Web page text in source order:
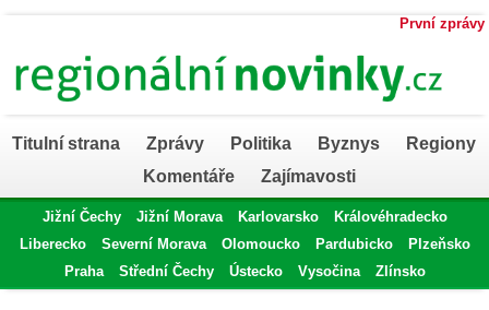
První zprávy
Titulní strana Zprávy Politika Byznys
Regiony
Komentáře
Zajímavosti
Jižní Čechy Jižní Morava Karlovarsko
Královéhradecko
Liberecko
Severní Morava Olomoucko Pardubicko
Plzeňsko
Praha
Střední Čechy Ústecko Vysočina Zlínsko